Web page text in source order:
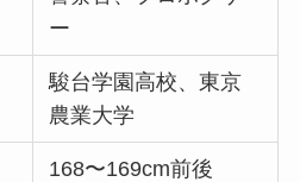
ー
駿台学園高校、東京
農業大学
168〜169cm前後